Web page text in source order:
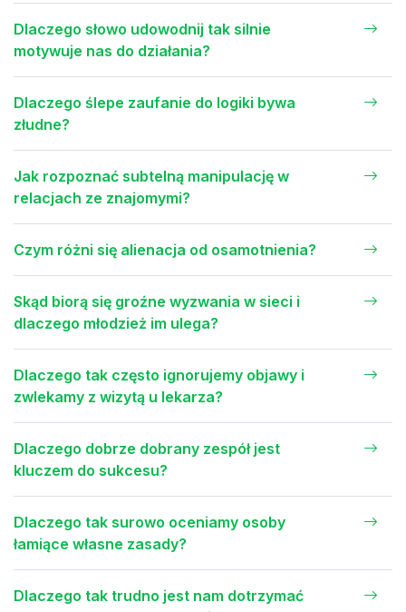
Dlaczego słowo udowodnij tak silnie
motywuje nas do działania?
Dlaczego ślepe zaufanie do logiki bywa
złudne?
Jak rozpoznać subtelną manipulację w
relacjach ze znajomymi?
Czym różni się alienacja od osamotnienia?
Skąd biorą się groźne wyzwania w sieci i
dlaczego młodzież im ulega?
Dlaczego tak często ignorujemy objawy i
zwlekamy z wizytą u lekarza?
Dlaczego dobrze dobrany zespół jest
kluczem do sukcesu?
Dlaczego tak surowo oceniamy osoby
łamiące własne zasady?
Dlaczego tak trudno jest nam dotrzymać